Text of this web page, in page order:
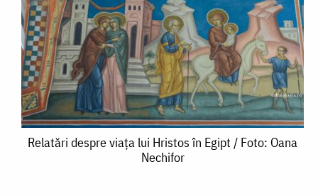
Relatări
Relatări despre viața lui Hristos în Egipt / Foto: Oana
Nechifor